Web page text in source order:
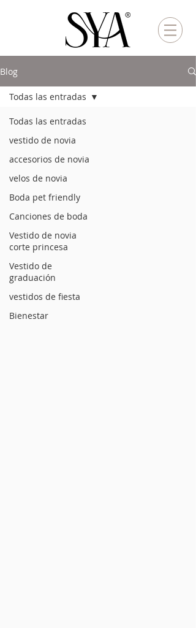
Blog
Todas las entradas
vestido de novia
accesorios de novia
velos de novia
Boda pet friendly
Canciones de boda
Vestido de novia
corte princesa
Vestido de
graduación
vestidos de fiesta
Bienestar
Todas las entradas